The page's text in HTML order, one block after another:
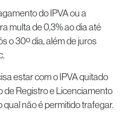
do IPVA ou a
multa de 0,3% ao dia até
o 30º dia, além de juros
estar com o IPVA quitado
de Registro e Licenciamento
qual não é permitido trafegar.